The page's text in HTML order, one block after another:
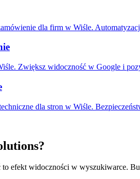
dla firm w Wiśle.
Zwiększ widoczność w Google i
dla stron w Wiśle.
efekt widoczności w wyszukiwarce.